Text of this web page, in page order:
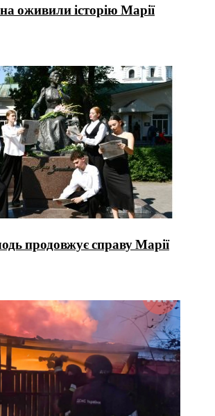
оживили історію Марії
продовжує справу Марії